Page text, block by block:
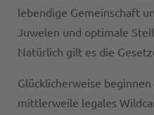
lebendige Gemeinschaft
Juwelen und optimale
Natürlich gilt es die
Glücklicherweise
mittlerweile legales